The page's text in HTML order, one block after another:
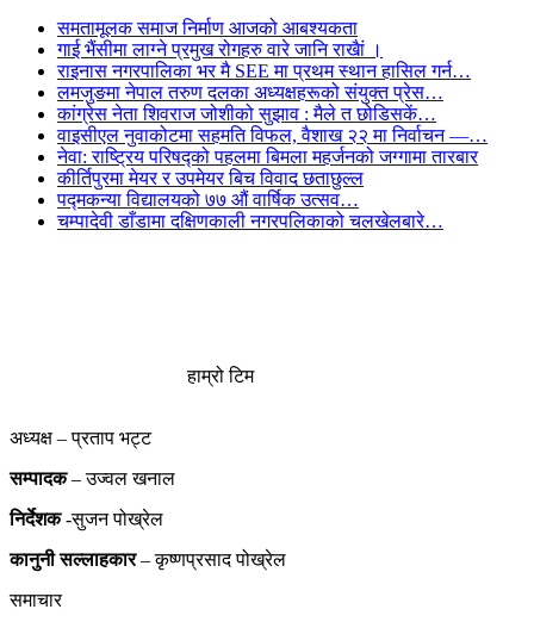
समतामूलक समाज निर्माण आजको आबश्यकता
गाई भैंसीमा लाग्ने प्रमुख रोगहरु वारे जानि राखैां ।
राइनास नगरपालिका भर मै SEE मा प्रथम स्थान हासिल गर्न…
लमजुङमा नेपाल तरुण दलका अध्यक्षहरूको संयुक्त प्रेस…
कांग्रेस नेता शिवराज जोशीको सुझाव : मैले त छोडिसकें…
वाइसीएल नुवाकोटमा सहमति विफल, वैशाख २२ मा निर्वाचन —…
नेवा: राष्ट्रिय परिषद्को पहलमा बिमला महर्जनको जग्गामा तारबार
कीर्तिपुरमा मेयर र उपमेयर बिच विवाद छताछुल्ल
पद्मकन्या विद्यालयको ७७ औं ‌‌वार्षिक ‌उत्सव…
चम्पादेवी डाँडामा दक्षिणकाली नगरपलिकाको चलखेलबारे…
हाम्रो टिम
अध्यक्ष – प्रताप भट्ट
सम्पादक– उज्वल खनाल
निर्देशक-सुजन पोख्रेल
कानुनी सल्लाहकार– कृष्णप्रसाद पोख्रेल
समाचार